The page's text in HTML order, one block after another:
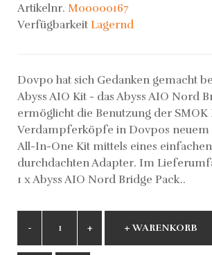
Artikelnr. M00000167
Verfügbarkeit Lagernd
Dovpo hat sich Gedanken gemacht
Abyss AIO Kit - das Abyss AIO Nord
ermöglicht die Benutzung der
Verdampferköpfe in Dovpos neuem
All-In-One Kit mittels eines
durchdachten Adapter. Im
1 x Abyss AIO Nord Bridge Pack..
+ WARENKORB